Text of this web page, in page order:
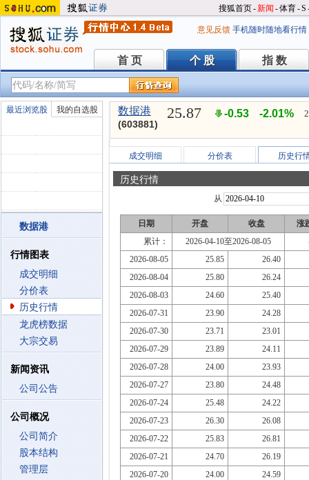
搜狐首页-新闻 -体育-S
意见反馈 手机随时随地看行情
首 页
首 页 个 股
个 股 指 数
指 数
最近浏览股 我的自选股
数据港
行情图表
成交明细
分价表
历史行情
龙虎榜数据
大宗交易
新闻资讯
公司公告
公司概况
公司简介
股本结构
管理层
数据港
(603881)
25.87 -0.53 -2.01%
成交明细 分价表 历史行
历史行情
从
日期 开盘 收盘
涨
累计：
2026-04-10至2026-08-05
2026-08-05
25.85
26.40
2026-08-04
25.80
26.24
2026-08-03
24.60
25.40
2026-07-31
23.90
24.28
2026-07-30
23.71
23.01
2026-07-29
23.89
24.11
2026-07-28
24.00
23.93
2026-07-27
23.80
24.48
2026-07-24
25.48
24.22
2026-07-23
26.30
26.08
2026-07-22
25.83
26.81
2026-07-21
24.70
26.19
2026-07-20
24.00
24.59